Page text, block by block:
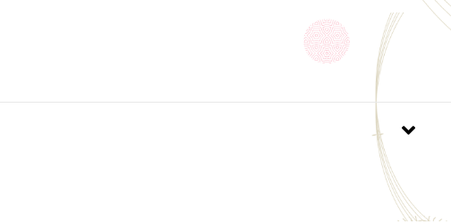
させることがありますので、皮膚科専門医等にご相談される
用中、赤味、はれ、かゆみ、刺激、色抜け(白斑等)や黒ずみ
用したお肌に、直射日光があたって上記のような異常が現れ
はれもの、しっしん等、異常のある部位にはお使いになら